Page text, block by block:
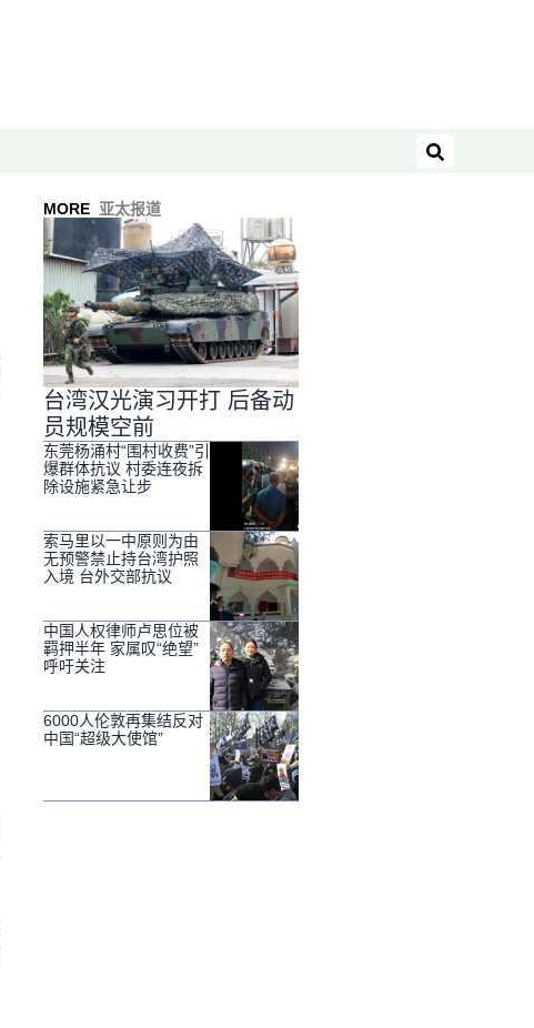
搜索
MORE 亚太报道
台湾汉光演习开打 后备动
员规模空前
东莞杨涌村“围村收费”引
爆群体抗议 村委连夜拆
除设施紧急让步
索马里以一中原则为由
无预警禁止持台湾护照
入境 台外交部抗议
中国人权律师卢思位被
羁押半年 家属叹“绝望”
呼吁关注
6000人伦敦再集结反对
中国“超级大使馆”